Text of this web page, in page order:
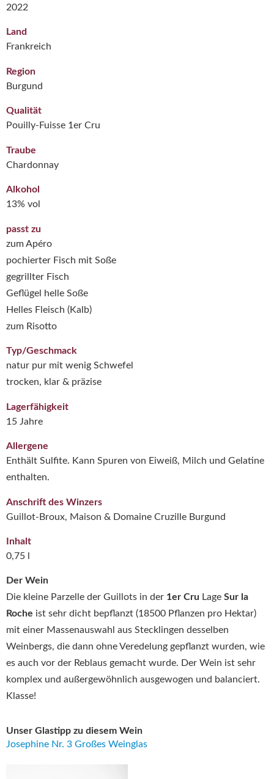
Der Wein
Die kleine Parzelle der Guillots in der 1er Cru Lage Sur la
Roche ist sehr dicht bepflanzt (18500 Pflanzen pro Hektar)
mit einer Massenauswahl aus Stecklingen desselben
Weinbergs, die dann ohne Veredelung gepflanzt wurden, wie
es auch vor der Reblaus gemacht wurde. Der Wein ist sehr
komplex und außergewöhnlich ausgewogen und balanciert.
Klasse!
Unser Glastipp zu diesem Wein
Josephine Nr. 3 Großes Weinglas
2022
Land
Frankreich
Region
Burgund
Qualität
Pouilly-Fuisse 1er Cru
Traube
Chardonnay
Alkohol
13% vol
passt zu
zum Apéro
pochierter Fisch mit Soße
gegrillter Fisch
Geflügel helle Soße
Helles Fleisch (Kalb)
zum Risotto
Typ/Geschmack
natur pur mit wenig Schwefel
trocken, klar & präzise
Lagerfähigkeit
15 Jahre
Allergene
Enthält Sulfite. Kann Spuren von Eiweiß, Milch und Gelatine
enthalten.
Anschrift des Winzers
Guillot-Broux, Maison & Domaine Cruzille Burgund
Inhalt
0,75 l